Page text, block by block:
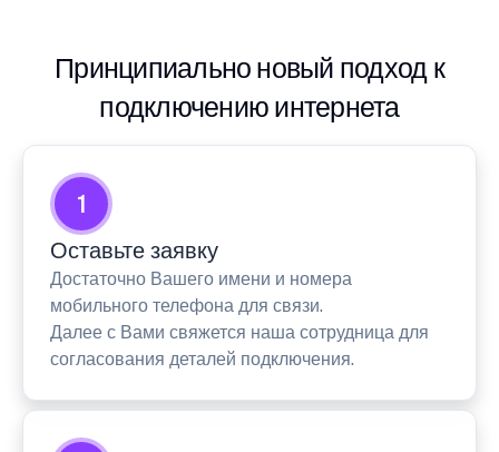
Принципиально новый подход к
подключению интернета
1
Оставьте заявку
Достаточно Вашего имени и номера
мобильного телефона для связи.
Далее с Вами свяжется наша сотрудница для
согласования деталей подключения.